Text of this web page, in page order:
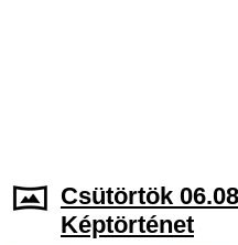
Csütörtök
Képtörténet